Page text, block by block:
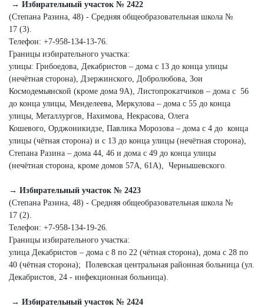
→ Избирательный участок № 2422
(Степана Разина, 48) - Средняя общеобразовательная школа №
17 (3).
Телефон: +7‑958‑134‑13‑76.
Границы избирательного участка:
улицы: Грибоедова, Декабристов – дома с 13 до конца улицы
(нечётная сторона), Дзержинского, Добролюбова, Зои
Космодемьянской (кроме дома 9А), Листопрокатчиков – дома с 56
до конца улицы, Менделеева, Меркулова – дома с 55 до конца
улицы, Металлургов, Нахимова, Некрасова, Олега
Кошевого, Орджоникидзе, Павлика Морозова – дома с 4 до конца
улицы (чётная сторона) и с 13 до конца улицы (нечётная сторона),
Степана Разина – дома 44, 46 и дома с 49 до конца улицы
(нечётная сторона, кроме домов 57А, 61А), Чернышевского.
→ Избирательный участок № 2423
(Степана Разина, 48) - Средняя общеобразовательная школа №
17 (2).
Телефон: +7‑958‑134‑19‑26.
Границы избирательного участка:
улица Декабристов – дома с 8 по 22 (чётная сторона), дома с 28 по
40 (чётная сторона); Полевская центральная районная больница (ул.
Декабристов, 24 - инфекционная больница).
→ Избирательный участок № 2424